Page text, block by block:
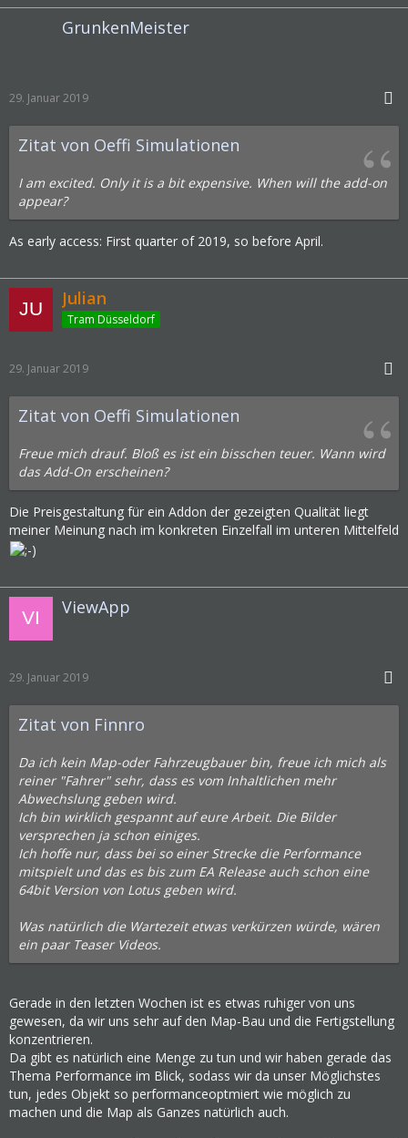
GrunkenMeister
29. Januar 2019
Zitat von Oeffi Simulationen
I am excited. Only it is a bit expensive. When will the add-on
appear?
As early access: First quarter of 2019, so before April.
Julian
Tram Düsseldorf
29. Januar 2019
Zitat von Oeffi Simulationen
Freue mich drauf. Bloß es ist ein bisschen teuer. Wann wird
das Add-On erscheinen?
Die Preisgestaltung für ein Addon der gezeigten Qualität liegt
meiner Meinung nach im konkreten Einzelfall im unteren Mittelfeld
ViewApp
29. Januar 2019
Zitat von Finnro
Da ich kein Map-oder Fahrzeugbauer bin, freue ich mich als
reiner "Fahrer" sehr, dass es vom Inhaltlichen mehr
Abwechslung geben wird.
Ich bin wirklich gespannt auf eure Arbeit. Die Bilder
versprechen ja schon einiges.
Ich hoffe nur, dass bei so einer Strecke die Performance
mitspielt und das es bis zum EA Release auch schon eine
64bit Version von Lotus geben wird.
Was natürlich die Wartezeit etwas verkürzen würde, wären
ein paar Teaser Videos.
Gerade in den letzten Wochen ist es etwas ruhiger von uns
gewesen, da wir uns sehr auf den Map-Bau und die Fertigstellung
konzentrieren.
Da gibt es natürlich eine Menge zu tun und wir haben gerade das
Thema Performance im Blick, sodass wir da unser Möglichstes
tun, jedes Objekt so performanceoptmiert wie möglich zu
machen und die Map als Ganzes natürlich auch.